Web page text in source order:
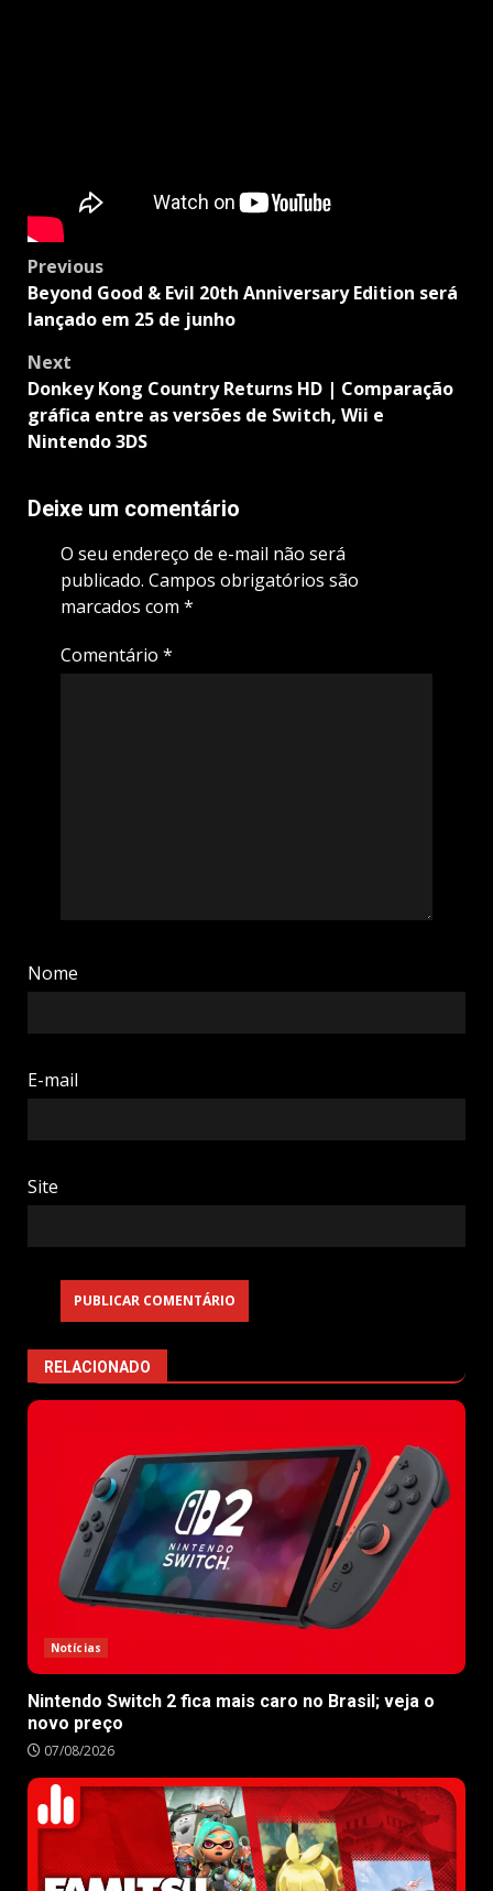
Post
navigation
Previous
Beyond Good & Evil 20th Anniversary Edition será
lançado em 25 de junho
Next
Donkey Kong Country Returns HD | Comparação
gráfica entre as versões de Switch, Wii e
Nintendo 3DS
Deixe um comentário
O seu endereço de e-mail não será
publicado. Campos obrigatórios são
marcados com *
Comentário *
Nome
E-mail
Site
RELACIONADO
Notícias
Nintendo Switch 2 fica mais caro no Brasil; veja o
novo preço
07/08/2026